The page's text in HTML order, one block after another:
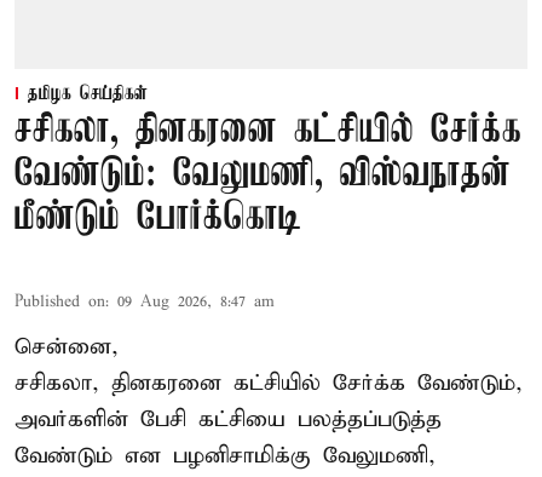
தமிழக செய்திகள்
சசிகலா, தினகரனை கட்சியில் சேர்க்க
வேண்டும்: வேலுமணி, விஸ்வநாதன்
மீண்டும் போர்க்கொடி
Published on: 09 Aug 2026, 8:47 am
சென்னை,
சசிகலா, தினகரனை கட்சியில் சேர்க்க வேண்டும்,
அவர்களின் பேசி கட்சியை பலத்தப்படுத்த
வேண்டும் என பழனிசாமிக்கு வேலுமணி,